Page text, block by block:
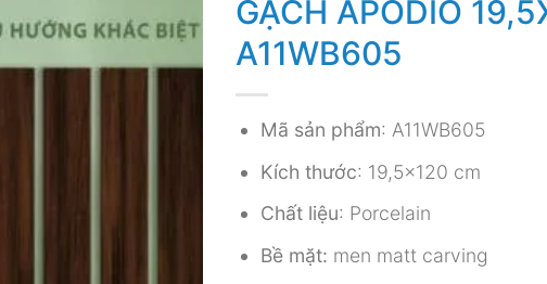
GẠCH APODIO
A11WB605
Mã sản phẩm: A11WB605
Kích thước: 19,5×120 cm
Chất liệu: Porcelain
Bề mặt: men matt carving